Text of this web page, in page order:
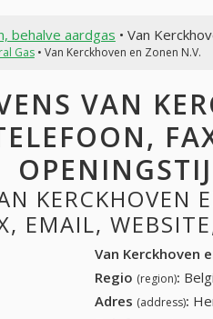
behalve aardgas • Van
Gas• Van Kerckhoven en Zonen N.V.
VAN
KERCKHOVEN
EMAIL,
Van Kerckhoven
Regio (region):
Adres (address):